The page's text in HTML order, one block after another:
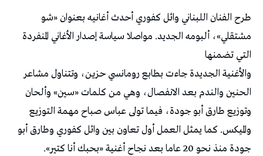
طرح الفنان اللبناني وائل كفوري أحدث أغانيه بعنوان «شو
مشتقلي»، ألبومه الجديد. مواصلا سياسة إصدار الأغاني المنفردة
التي تضمنها
والأغنية الجديدة جاءت بطابع رومانسي حزين، وتتناول مشاعر
الحنين والندم بعد الانفصال، وهي من كلمات «سين» وألحان
وتوزيع طارق أبو جودة، فيما تولى عباس صباح مهمة التوزيع
والميكس. كما يمثل العمل أول تعاون بين وائل كفوري وطارق أبو
جودة منذ نحو 20 عاما بعد نجاح أغنية «بحبك أنا كتير».